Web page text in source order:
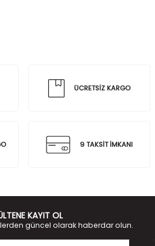
ÜCRETSİZ KARGO
9 TAKSİT İMKANI
KAYIT OL
güncel olarak haberdar olun.